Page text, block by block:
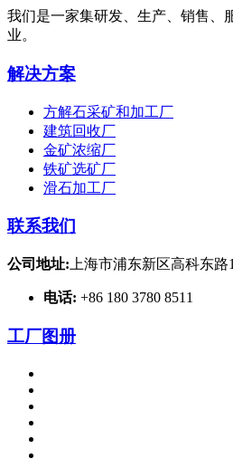
我们是一家集研发、生产、销售、
业。
解决方案
方解石采矿和加工厂
建筑回收厂
金矿浓缩厂
铁矿选矿厂
滑石加工厂
联系我们
公司地址: 上海市浦东新区高科东路
电话: +86 180 3780 8511
工厂图册